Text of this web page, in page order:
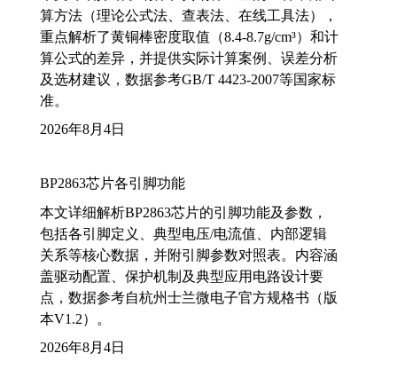
算方法（理论公式法、查表法、在线工具法），
重点解析了黄铜棒密度取值（8.4-8.7g/cm³）和计
算公式的差异，并提供实际计算案例、误差分析
及选材建议，数据参考GB/T 4423-2007等国家标
准。
2026年8月4日
BP2863芯片各引脚功能
本文详细解析BP2863芯片的引脚功能及参数，
包括各引脚定义、典型电压/电流值、内部逻辑
关系等核心数据，并附引脚参数对照表。内容涵
盖驱动配置、保护机制及典型应用电路设计要
点，数据参考自杭州士兰微电子官方规格书（版
本V1.2）。
2026年8月4日